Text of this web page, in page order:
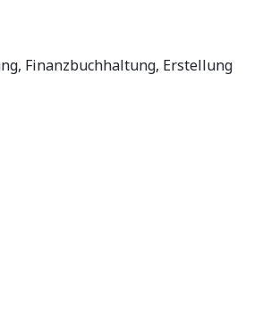
Finanzbuchhaltung, Erstellung